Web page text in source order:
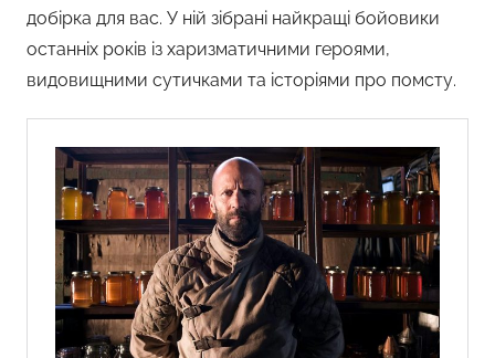
добірка для вас. У ній зібрані найкращі бойовики
останніх років із харизматичними героями,
видовищними сутичками та історіями про помсту.